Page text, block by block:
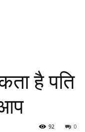
है पति
0
92